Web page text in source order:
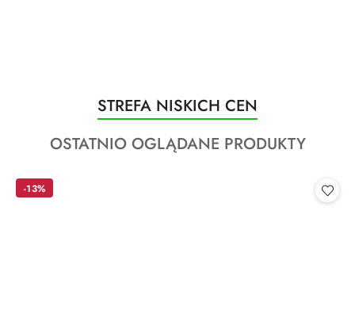
Pomiń karuzelę produktów
Produkty
o
statusie:
STREFA NISKICH CEN
Produkty
statusie:
OSTATNIO OGLĄDANE PRODUKTY
-13%